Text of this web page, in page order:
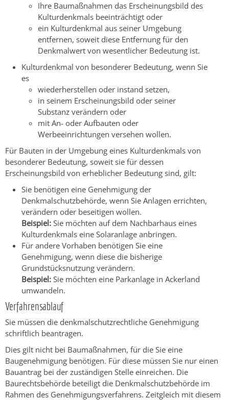
Ihre Baumaßnahmen das Erscheinungsbild des
Kulturdenkmals beeinträchtigt oder
ein Kulturdenkmal aus seiner Umgebung
entfernen, soweit diese Entfernung für den
Denkmalwert von wesentlicher Bedeutung ist.
Kulturdenkmal von besonderer Bedeutung, wenn Sie
es
wiederherstellen oder instand setzen,
in seinem Erscheinungsbild oder seiner
Substanz verändern oder
mit An- oder Aufbauten oder
Werbeeinrichtungen versehen wollen.
Für Bauten in der Umgebung eines Kulturdenkmals von
besonderer Bedeutung, soweit sie für dessen
Erscheinungsbild von erheblicher Bedeutung sind, gilt:
Sie benötigen eine Genehmigung der
Denkmalschutzbehörde, wenn Sie Anlagen errichten,
verändern oder beseitigen wollen.
Beispiel: Sie möchten auf dem Nachbarhaus eines
Kulturdenkmals eine Solaranlage anbringen.
Für andere Vorhaben benötigen Sie eine
Genehmigung, wenn diese die bisherige
Grundstücksnutzung verändern.
Beispiel: Sie möchten eine Parkanlage in Ackerland
umwandeln.
Verfahrensablauf
Sie müssen die denkmalschutzrechtliche Genehmigung
schriftlich beantragen.
Dies gilt nicht bei Baumaßnahmen, für die Sie eine
Baugenehmigung benötigen. Für diese müssen Sie nur einen
Bauantrag bei der zuständigen Stelle einreichen. Die
Baurechtsbehörde beteiligt die Denkmalschutzbehörde im
Rahmen des Genehmigungsverfahrens. Zeitgleich mit diesem